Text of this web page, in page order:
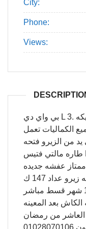
City:
Phone:
Views:
بي واي دي L 3. موديل 2016 كامله منيوال فبريكه
الكماليات تعمل
من الزيرو فتحه
طاره مالتي فتيس
ممتاز عفشه جديده
عداد 147 ك
مطلوب 100 الف وقسط 3000*12 شهر قسط مباشر
بعد المعينه
العاشر من رمضان